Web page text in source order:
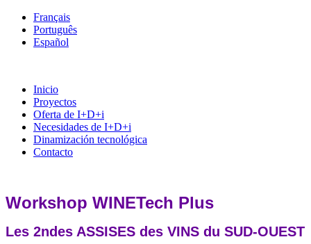
Français
Português
Español
Inicio
Proyectos
Oferta de I+D+i
Necesidades de I+D+i
Dinamización tecnológica
Contacto
Workshop WINETech Plus
Les 2ndes ASSISES des VINS du SUD-OUEST